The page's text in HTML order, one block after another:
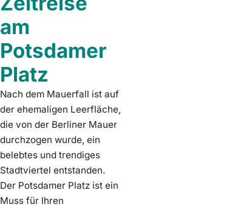
am
Potsdamer
Platz
Nach dem Mauerfall ist auf
der ehemaligen Leerfläche,
die von der Berliner Mauer
durchzogen wurde, ein
belebtes und trendiges
Stadtviertel entstanden.
Der Potsdamer Platz ist ein
Muss für Ihren